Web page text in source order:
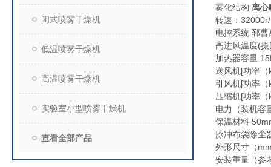
闭式喷雾干燥机
低温喷雾干燥机
高温喷雾干燥机
实验室小型喷雾干燥机
查看全部产品
雾化结构 离心
转速：
电控系统 郓
高进风温度(
加热器容量
送风机[功率
引风机[功率
压缩机[功率
电力（装机容
保温材料
脉冲布袋除尘
外形尺寸（
安装重量（参